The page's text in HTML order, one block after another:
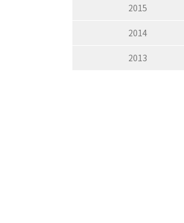
2015
2014
2013